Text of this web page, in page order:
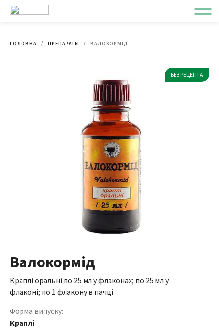
ГОЛОВНА ПРЕПАРАТЫ ВАЛОКОРМІД
БЕЗ РЕЦЕПТА
Валокормід
Краплі оральні по 25 мл у флаконах; по 25 мл у
флаконі; по 1 флакону в пачці
Форма випуску:
Краплі